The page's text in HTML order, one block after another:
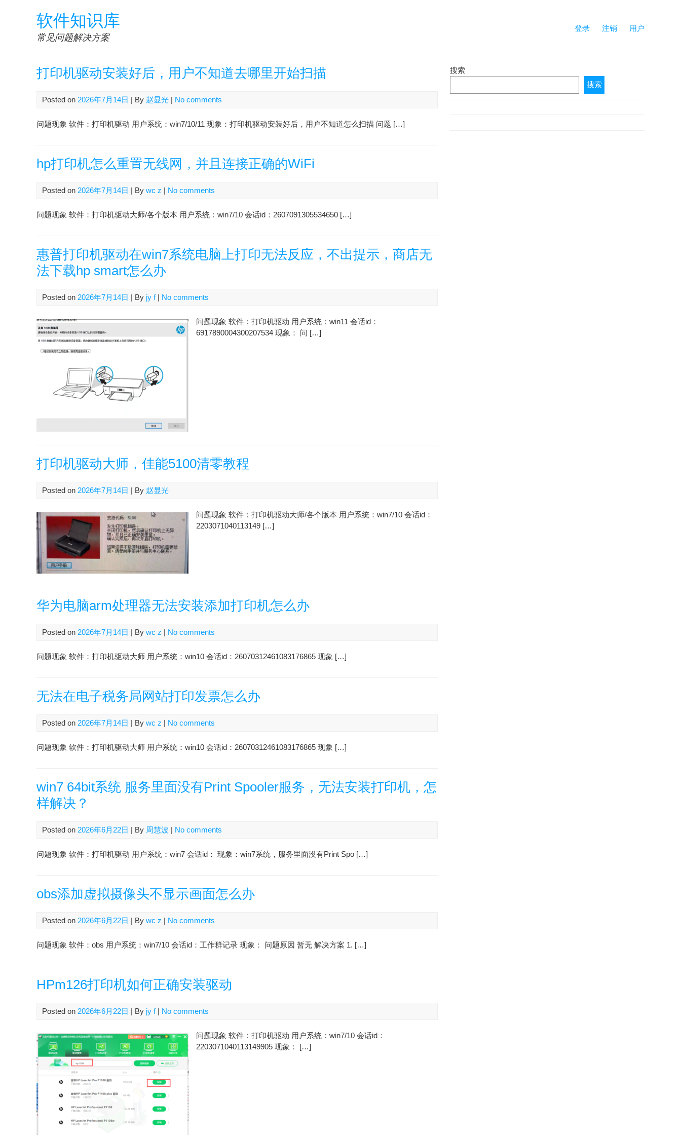
软件知识库
常见问题解决方案
登录 注销 用户
打印机驱动安装好后，用户不知道去哪里开始扫描
Posted on 2026年7月14日 | By 赵显光 | No comments
问题现象 软件：打印机驱动 用户系统：win7/10/11 现象：打印机驱动安装好后，用户不知道怎么扫描 问题 […]
hp打印机怎么重置无线网，并且连接正确的WiFi
Posted on 2026年7月14日 | By wc z | No comments
问题现象 软件：打印机驱动大师/各个版本 用户系统：win7/10 会话id：2607091305534650 […]
惠普打印机驱动在win7系统电脑上打印无法反应，不出提示，商店无
法下载hp smart怎么办
Posted on 2026年7月14日 | By jy f| No comments
问题现象 软件：打印机驱动 用户系统：win11 会话id：
6917890004300207534 现象： 问 […]
打印机驱动大师，佳能5100清零教程
Posted on 2026年7月14日 | By 赵显光
问题现象 软件：打印机驱动大师/各个版本 用户系统：win7/10 会话id：
2203071040113149 […]
华为电脑arm处理器无法安装添加打印机怎么办
Posted on 2026年7月14日 | By wc z | No comments
问题现象 软件：打印机驱动大师 用户系统：win10 会话id：26070312461083176865 现象 […]
无法在电子税务局网站打印发票怎么办
Posted on 2026年7月14日 | By wc z | No comments
问题现象 软件：打印机驱动大师 用户系统：win10 会话id：26070312461083176865 现象 […]
win7 64bit系统 服务里面没有Print Spooler服务，无法安装打印机，怎
样解决？
Posted on 2026年6月22日 | By 周慧波 | No comments
问题现象 软件：打印机驱动 用户系统：win7 会话id： 现象：win7系统，服务里面没有Print Spo […]
obs添加虚拟摄像头不显示画面怎么办
Posted on 2026年6月22日 | By wc z | No comments
问题现象 软件：obs 用户系统：win7/10 会话id：工作群记录 现象： 问题原因 暂无 解决方案 1. […]
HPm126打印机如何正确安装驱动
Posted on 2026年6月22日 | By jy f| No comments
问题现象 软件：打印机驱动 用户系统：win7/10 会话id：
2203071040113149905 现象： […]
搜索
搜索